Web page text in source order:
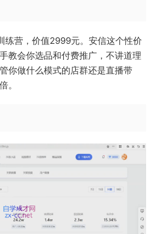
练营，价值2999元。安信这个性价
教会你选品和付费推广，不讲道理
你做什么模式的店群还是直播带
。